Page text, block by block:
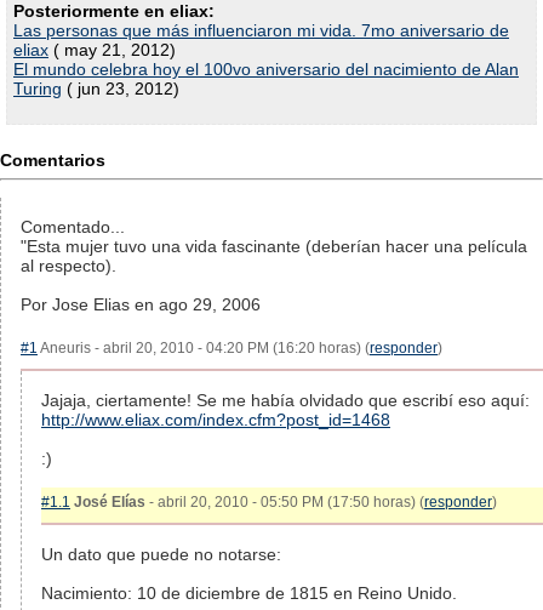
Posteriormente en eliax:
Las personas que más influenciaron mi vida. 7mo aniversario de
eliax ( may 21, 2012)
El mundo celebra hoy el 100vo aniversario del nacimiento de Alan
Turing ( jun 23, 2012)
Comentarios
Comentado...
"Esta mujer tuvo una vida fascinante (deberían hacer una película
al respecto).
Por Jose Elias en ago 29, 2006
#1 Aneuris - abril 20, 2010 - 04:20 PM (16:20 horas) (responder)
Jajaja, ciertamente! Se me había olvidado que escribí eso aquí:
http://www.eliax.com/index.cfm?post_id=1468
:)
#1.1 José Elías - abril 20, 2010 - 05:50 PM (17:50 horas) (responder)
Un dato que puede no notarse:
Nacimiento: 10 de diciembre de 1815 en Reino Unido.